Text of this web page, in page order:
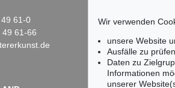
19
Auktion 555 - Lot 356
FRANZ VON STUCK
, 1922
€ 127.000
61-0
49 61-66
Tel.: +49 (0)30
Wir verwenden
unsere Website
Ausfälle zu
Daten zu
Informationen
unserer